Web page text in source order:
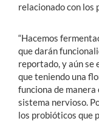
relacionado con los
“Hacemos
que darán
reportado, y aún se
que teniendo una
funciona de
sistema nervioso.
los probióticos que